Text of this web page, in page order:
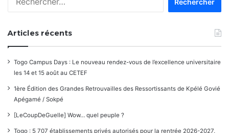
Articles récents
Togo Campus Days : Le nouveau rendez-vous de l’excellence universitaire
les 14 et 15 août au CETEF
1ère Édition des Grandes Retrouvailles des Ressortissants de Kpélé Govié
Apégamé / Sokpé
[LeCoupDeGuelle] Wow… quel peuple ?
Togo : 5 707 établissements privés autorisés pour la rentrée 2026-2027,